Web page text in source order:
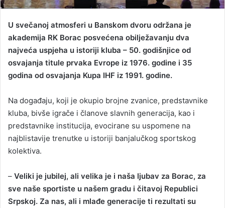
U svečanoj atmosferi u Banskom dvoru održana je
akademija RK Borac posvećena obilježavanju dva
najveća uspjeha u istoriji kluba – 50. godišnjice od
osvajanja titule prvaka Evrope iz 1976. godine i 35
godina od osvajanja Kupa IHF iz 1991. godine.
Na događaju, koji je okupio brojne zvanice, predstavnike
kluba, bivše igrače i članove slavnih generacija, kao i
predstavnike institucija, evocirane su uspomene na
najblistavije trenutke u istoriji banjalučkog sportskog
kolektiva.
– Veliki je jubilej, ali velika je i naša ljubav za Borac, za
sve naše sportiste u našem gradu i čitavoj Republici
Srpskoj. Za nas, ali i mlađe generacije ti rezultati su